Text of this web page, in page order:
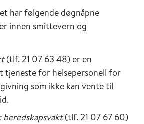
har følgende døgnåpne
innen smittevern og
(tlf. 21 07 63 48) er en
tjeneste for helsepersonell for
som ikke kan vente til
(tlf. 21 07 67 60)